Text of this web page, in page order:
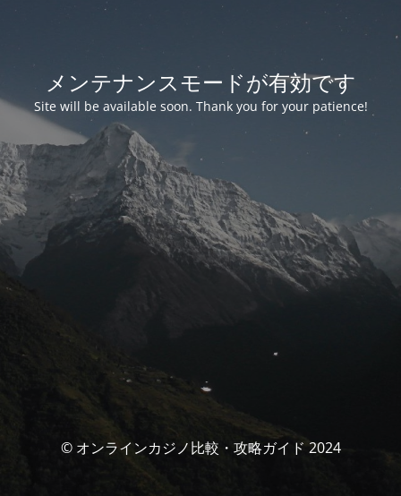
メンテナンスモードが有効です
Site will be available soon. Thank you for your patience!
© オンラインカジノ比較・攻略ガイド 2024